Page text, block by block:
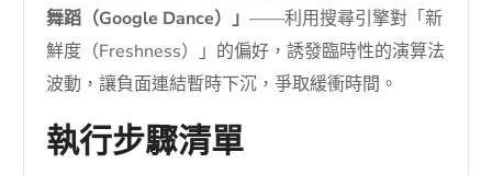
舞蹈（Google Dance）」——利用搜尋引擎對「新
鮮度（Freshness）」的偏好，誘發臨時性的演算法
波動，讓負面連結暫時下沉，爭取緩衝時間。
執行步驟清單